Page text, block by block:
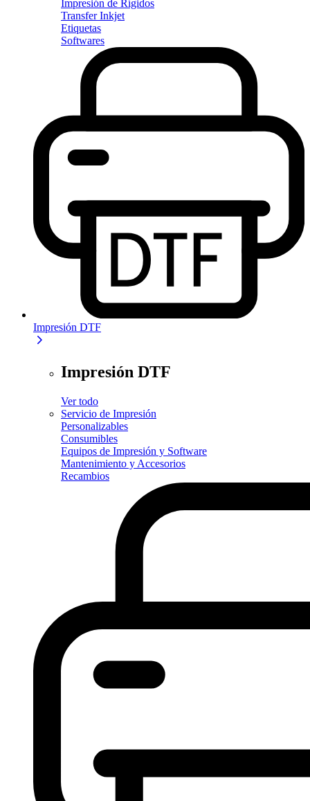
Impresión de Rígidos
Transfer Inkjet
Etiquetas
Softwares
Impresión DTF
Impresión DTF
Ver todo
Servicio de Impresión
Personalizables
Consumibles
Equipos de Impresión y Software
Mantenimiento y Accesorios
Recambios